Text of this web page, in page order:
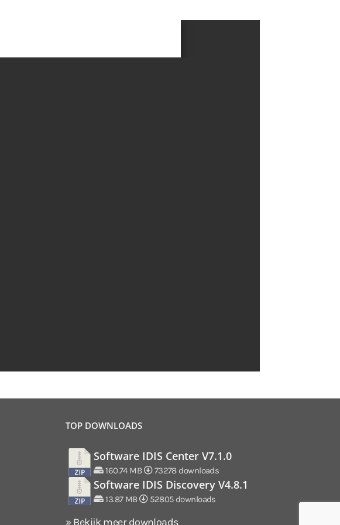
TOP DOWNLOADS
Software IDIS Center V7.1.0
160.74 MB 73278 downloads
Software IDIS Discovery V4.8.1
13.87 MB 52805 downloads
» Bekijk meer downloads